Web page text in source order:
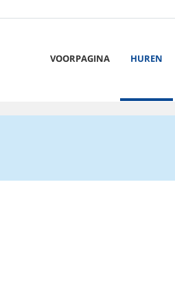
VOORPAGINA HUREN